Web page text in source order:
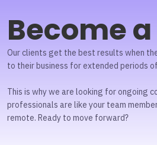
Become
Our clients get the best results when
to their business for extended periods
This is why we are looking for ongoing
professionals are like your team
remote. Ready to move forward?